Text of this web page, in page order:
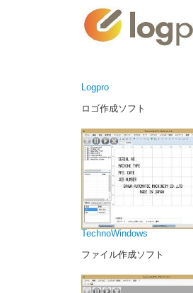
Logpro
ロゴ作成ソフト
TechnoWindows
ファイル作成ソフト